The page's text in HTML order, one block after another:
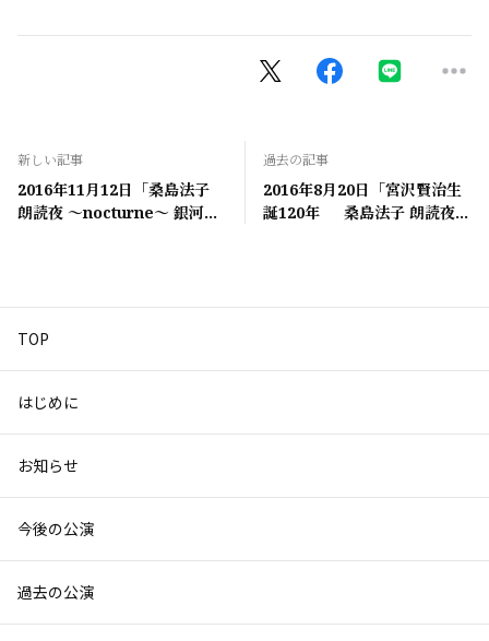
新しい記事
2016年11月12日「桑島法子
朗読夜 ～nocturne～ 銀河鉄
過去の記事
2016年8月20日「宮沢賢治生
誕120年 桑島法子 朗読夜
TOP
はじめに
お知らせ
今後の公演
過去の公演